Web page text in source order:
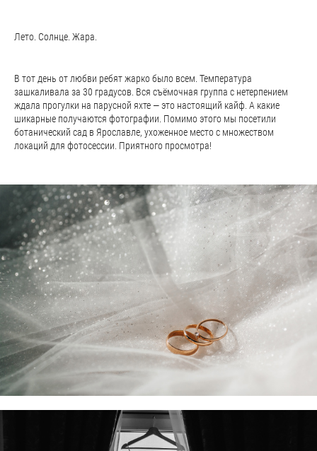
Лето. Солнце. Жара.
В тот день от любви ребят жарко было всем. Температура
зашкаливала за 30 градусов. Вся съёмочная группа с нетерпением
ждала прогулки на парусной яхте — это настоящий кайф. А какие
шикарные получаются фотографии. Помимо этого мы посетили
ботанический сад в Ярославле, ухоженное место с множеством
локаций для фотосессии. Приятного просмотра!